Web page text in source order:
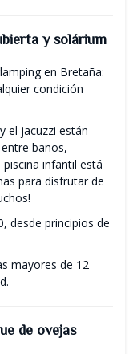
y solárium
en Bretaña:
condición
el jacuzzi están
baños,
infantil está
para disfrutar de
desde principios de
mayores de 12
de ovejas